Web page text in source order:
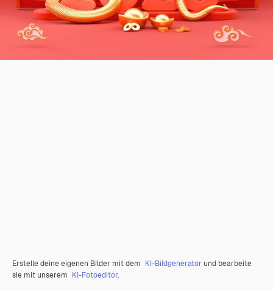
Erstelle deine eigenen Bilder mit dem KI-Bildgenerator und bearbeite
sie mit unserem KI-Fotoeditor.